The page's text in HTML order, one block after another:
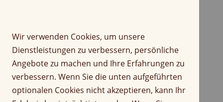
s
p
r
n
g
Z
u
A
Wir verwenden Cookies, um unsere
Dienstleistungen zu verbessern, persönliche
Angebote zu machen und Ihre Erfahrungen zu
verbessern. Wenn Sie die unten aufgeführten
optionalen Cookies nicht akzeptieren, kann Ihr